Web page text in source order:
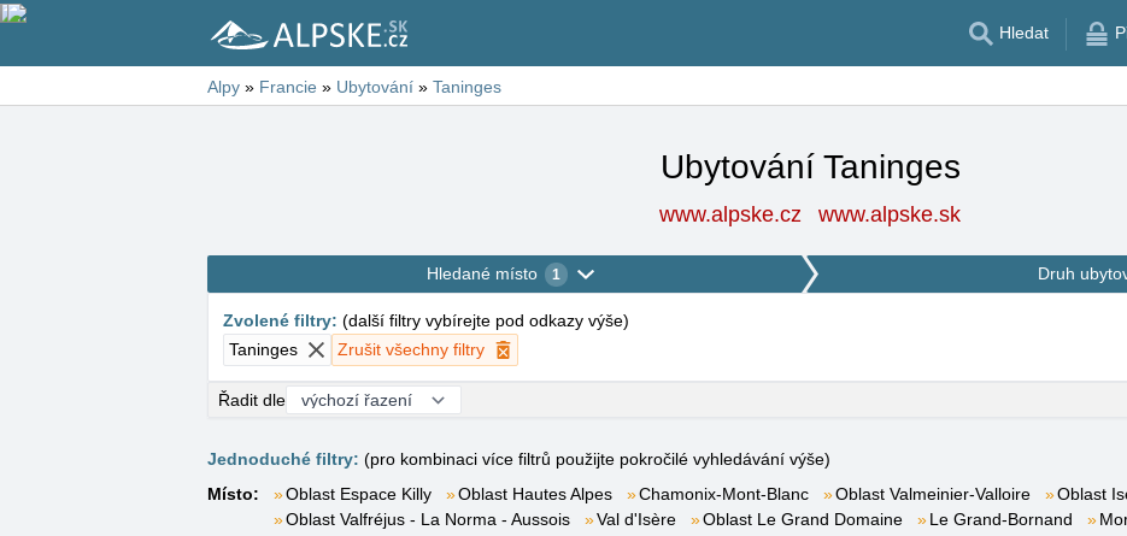
Hledat
Alpy » Francie » Ubytování » Taninges
Ubytování Taninges
www.alpske.cz www.alpske.sk
Hledané místo 1 Druh
Zvolené filtry: (další filtry vybírejte pod odkazy výše)
Taninges
Zrušit všechny filtry
Řadit dle
Jednoduché filtry: (pro kombinaci více filtrů použijte pokročilé vyhledávání výše)
Místo:
Oblast Espace Killy Oblast Hautes Alpes Chamonix-Mont-Blanc Oblast Valmeinier-Valloire
Oblast
Oblast Valfréjus - La Norma - Aussois
Val d'Isère Oblast Le Grand Domaine Le Grand-Bornand